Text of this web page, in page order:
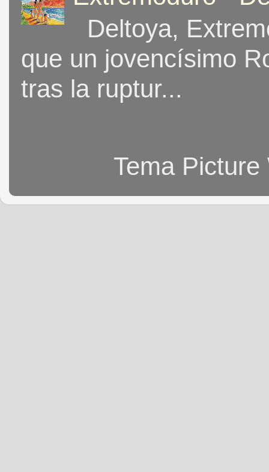
Deltoya,
que un jovencísimo
tras la ruptur...
Tema